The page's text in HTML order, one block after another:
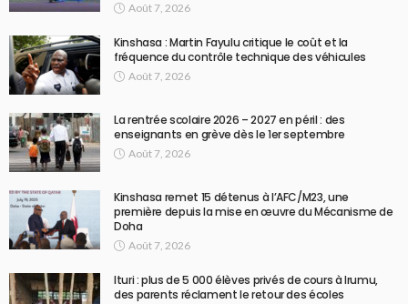
Août 7, 2026
Kinshasa : Martin Fayulu critique le coût et la
fréquence du contrôle technique des véhicules
Août 7, 2026
La rentrée scolaire 2026 – 2027 en péril : des
enseignants en grève dès le 1er septembre
Août 7, 2026
Kinshasa remet 15 détenus à l’AFC/M23, une
première depuis la mise en œuvre du Mécanisme de
Doha
Août 7, 2026
Ituri : plus de 5 000 élèves privés de cours à Irumu,
des parents réclament le retour des écoles